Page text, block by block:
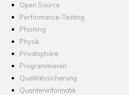
Open Source
Performance-Testing
Phishing
Physik
Privatsphäre
Programmieren
Qualitätssicherung
Quanteninformatik